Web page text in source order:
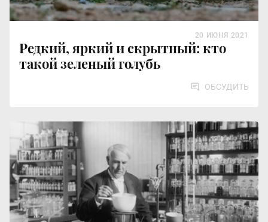
Редкий, яркий и скрытный: кто
такой зеленый голубь
20 ИЮНЯ 2021
ОБСУДИТЬ